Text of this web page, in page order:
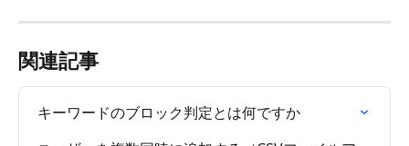
関連記事
キーワードのブロック判定とは何ですか